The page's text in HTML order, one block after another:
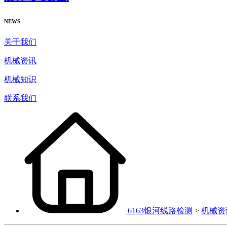
NEWS
关于我们
机械资讯
机械知识
联系我们
6163银河线路检测 > 机械资